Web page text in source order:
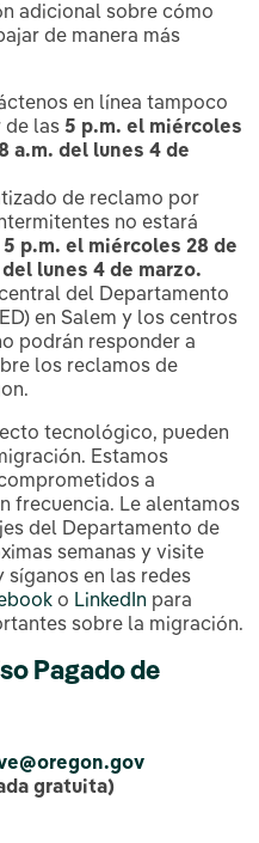
adicional sobre cómo
de manera más
en línea tampoco
de las 5 p.m. el miércoles
a.m. del lunes 4 de
de reclamo por
no estará
5 p.m. el miércoles 28 de
lunes 4 de marzo.
del Departamento
en Salem y los centros
podrán responder a
los reclamos de
tecnológico, pueden
Estamos
a
frecuencia. Le alentamos
del Departamento de
semanas y visite
síganos en las redes
o LinkedIn para
sobre la migración.
Pagado de
gratuita)